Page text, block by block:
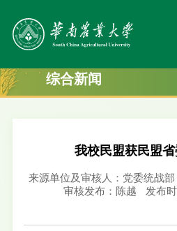
综合新闻
我校民盟获民盟
来源单位及审核人：党委统战部
审核发布：陈越
发布